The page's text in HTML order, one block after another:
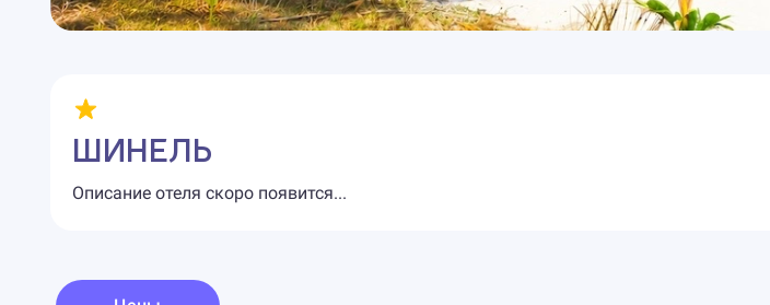
ШИНЕЛЬ
Описание отеля скоро появится...